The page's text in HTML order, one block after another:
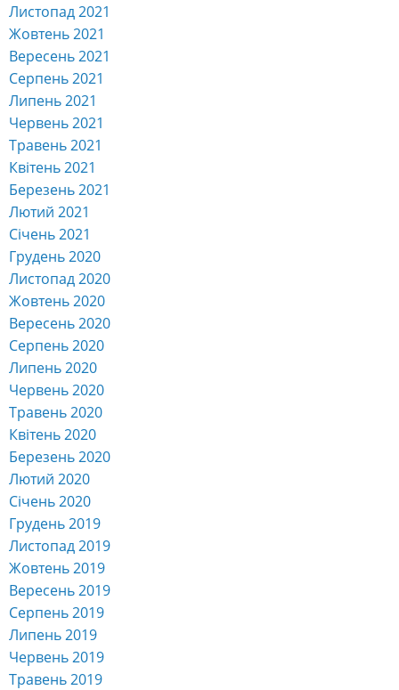
Листопад 2021
Жовтень 2021
Вересень 2021
Серпень 2021
Липень 2021
Червень 2021
Травень 2021
Квітень 2021
Березень 2021
Лютий 2021
Січень 2021
Грудень 2020
Листопад 2020
Жовтень 2020
Вересень 2020
Серпень 2020
Липень 2020
Червень 2020
Травень 2020
Квітень 2020
Березень 2020
Лютий 2020
Січень 2020
Грудень 2019
Листопад 2019
Жовтень 2019
Вересень 2019
Серпень 2019
Липень 2019
Червень 2019
Травень 2019